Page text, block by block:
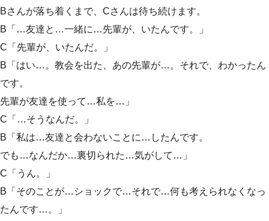
Bさんが落ち着くまで、Cさんは待ち続けます。
B「…友達と…一緒に…先輩が、いたんです。」
C「先輩が、いたんだ。」
B「はい…。教会を出た、あの先輩が…。それで、わかったん
です。
先輩が友達を使って…私を…」
C「…そうなんだ。」
B「私は…友達と会わないことに…したんです。
でも…なんだか…裏切られた…気がして…」
C「うん。」
B「そのことが…ショックで…それで…何も考えられなくなっ
たんです…。」